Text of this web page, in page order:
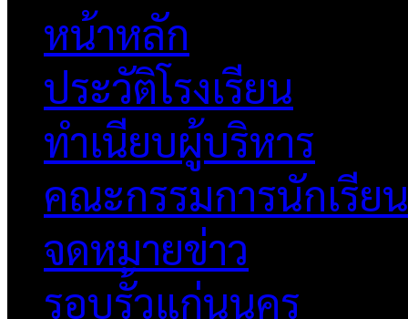
หน้าหลัก
ประวัติโรงเรียน
ทำเนียบผู้บริหาร
คณะกรรมการนักเรียน
จดหมายข่าว
รอบรั้วแก่นนคร